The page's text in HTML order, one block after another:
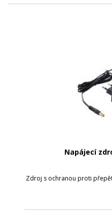
Napájecí
Zdroj s ochranou proti